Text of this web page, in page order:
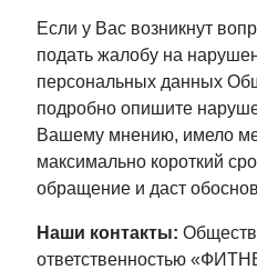
Если у Вас возникнут
подать жалобу на
персональных данных
подробно опишите
Вашему мнению, имело
максимально короткий
обращение и даст
Наши контакты:
ответственностью